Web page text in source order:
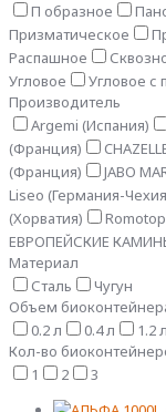
П образное
Призматическое
Распашное
Угловое
Угловое с
Производитель
Argemi (Испания)
(Франция)
(Франция)
JABO
Liseo (Германия-
(Хорватия)
ЕВРОПЕЙСКИЕ
Материал
Сталь
Чугун
Объем
0.2 л
0.4 л 1.2 л
Кол-во
1
2 3